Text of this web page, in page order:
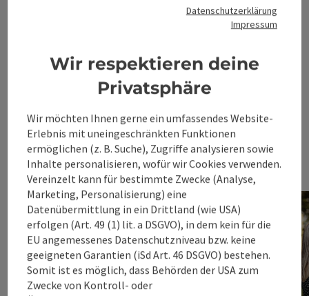
Unterkünfte
Datenschutzerklärung
Impressum
Wir respektieren deine
Privatsphäre
Wir möchten Ihnen gerne ein umfassendes Website-
Erlebnis mit uneingeschränkten Funktionen
ermöglichen (z. B. Suche), Zugriffe analysieren sowie
Inhalte personalisieren, wofür wir Cookies verwenden.
Vereinzelt kann für bestimmte Zwecke (Analyse,
Marketing, Personalisierung) eine
Datenübermittlung in ein Drittland (wie USA)
erfolgen (Art. 49 (1) lit. a DSGVO), in dem kein für die
EU angemessenes Datenschutzniveau bzw. keine
geeigneten Garantien (iSd Art. 46 DSGVO) bestehen.
Somit ist es möglich, dass Behörden der USA zum
Zwecke von Kontroll- oder